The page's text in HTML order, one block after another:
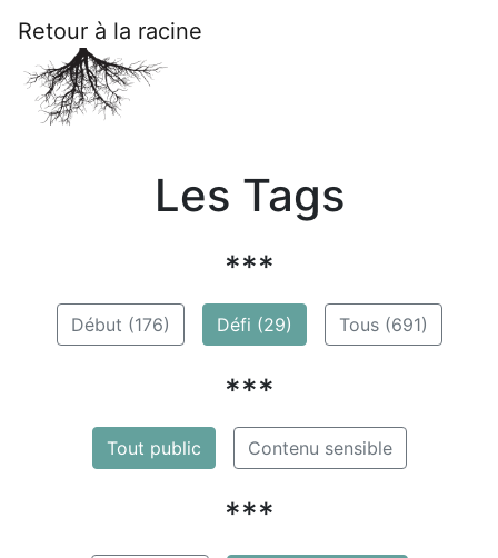
Retour à la racine
Les Tags
***
Début (176) Défi (29) Tous (691)
***
Tout public Contenu sensible
***